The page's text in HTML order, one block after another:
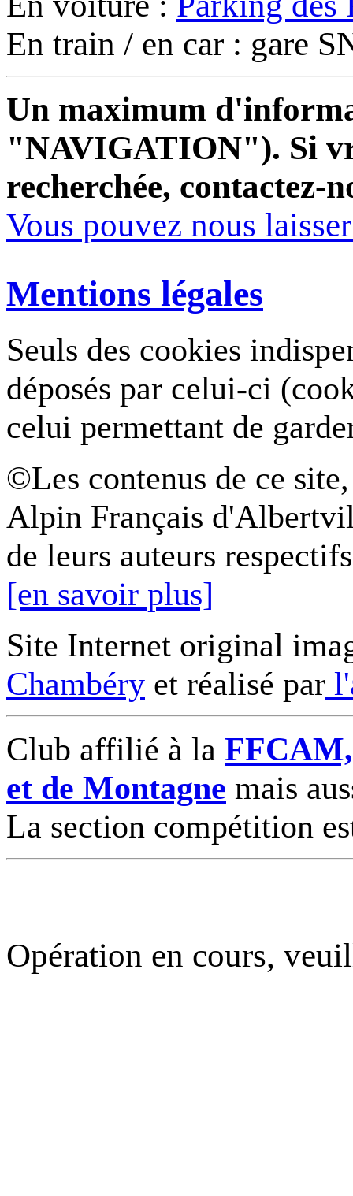
En train / en car : gare
Un maximum
"NAVIGATION"). Si
recherchée, contactez-
Vous pouvez nous
Mentions légales
Seuls des cookies
déposés par celui-ci
celui permettant de
©Les contenus de ce
Alpin Français
de leurs auteurs
[en savoir plus]
Site Internet original
Chambéry et réalisé par
Club affilié à la
et de Montagne mais
La section compétition
Opération en cours,